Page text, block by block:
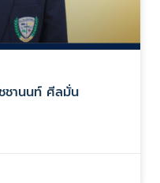
ชานนท์ ศีลมั่น